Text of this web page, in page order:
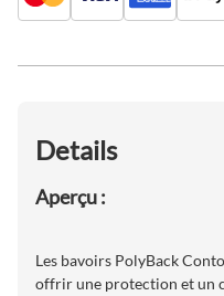
Details
Aperçu :
Les bavoirs PolyBack
offrir une protection et un